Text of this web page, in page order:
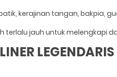
kerajinan tangan, bakpia,
jauh untuk melengkapi